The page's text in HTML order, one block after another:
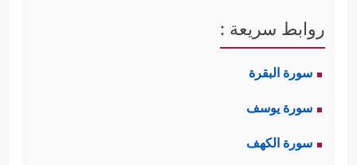
روابط سريعة :
سورة البقرة
سورة يوسف
سورة الكهف